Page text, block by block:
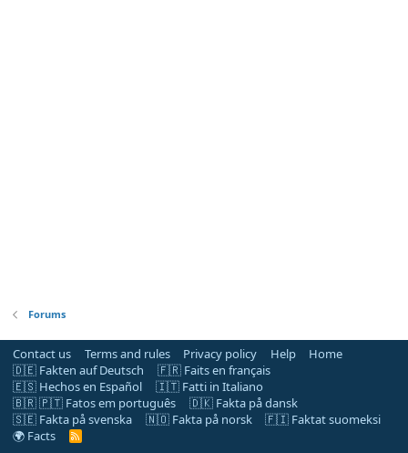
Forums
Contact us Terms and rules Privacy policy Help
Home
🇩🇪 Fakten auf Deutsch
🇫🇷 Faits en français
🇪🇸 Hechos en Español
🇮🇹 Fatti in Italiano
🇧🇷 🇵🇹 Fatos em português
🇩🇰 Fakta på dansk
🇸🇪 Fakta på svenska
🇳🇴 Fakta på norsk
🇫🇮 Faktat suomeksi
🌍 Facts
R